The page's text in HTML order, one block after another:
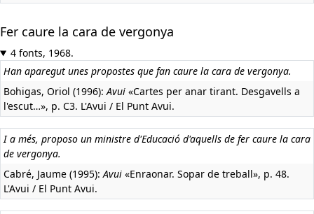
Fer caure la cara de vergonya
4 fonts, 1968.
Han aparegut unes propostes que fan caure la cara de vergonya.
Bohigas, Oriol (1996):Avui «Cartes per anar tirant. Desgavells a
l'escut…», p. C3. L'Avui / El Punt Avui.
I a més, proposo un ministre d'Educació d'aquells de fer caure la cara
de vergonya.
Cabré, Jaume (1995):Avui «Enraonar. Sopar de treball», p. 48.
L'Avui / El Punt Avui.